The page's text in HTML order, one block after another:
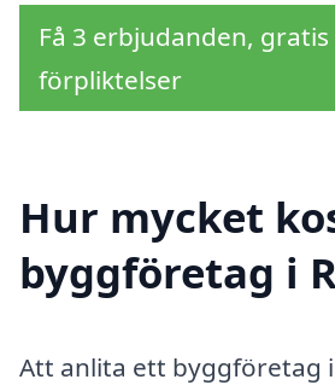
Få 3 erbjudanden,
förpliktelser
Hur mycket
byggföretag i
Att anlita ett byggföretag i